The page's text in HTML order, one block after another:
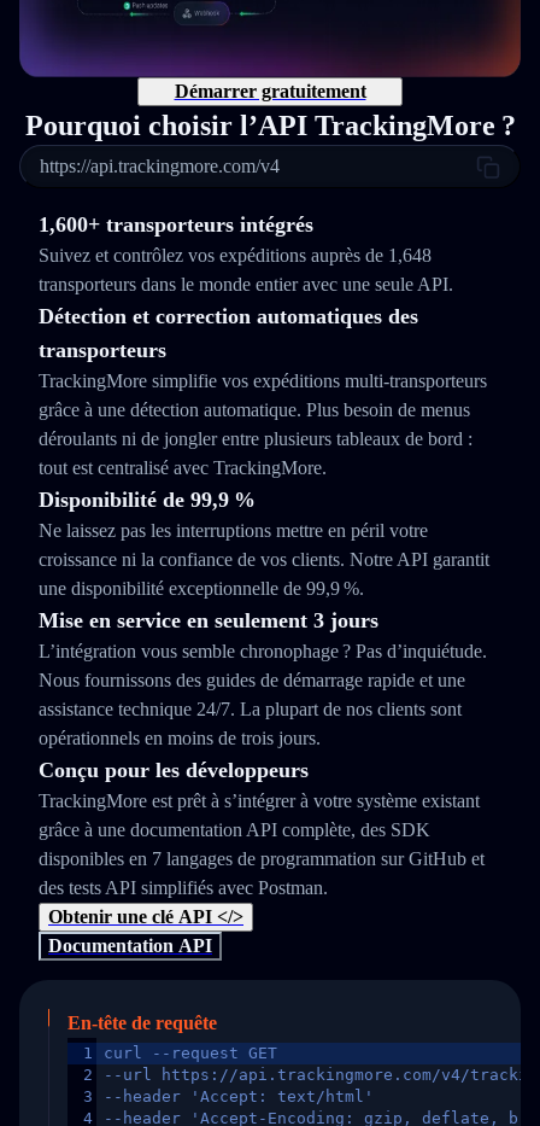
Démarrer gratuitement
Pourquoi choisir l’API TrackingMore ?
https://api.trackingmore.com/v4
1,600+ transporteurs intégrés
Suivez et contrôlez vos expéditions auprès de 1,648
transporteurs dans le monde entier avec une seule API.
Détection et correction automatiques des
transporteurs
TrackingMore simplifie vos expéditions multi‑transporteurs
grâce à une détection automatique. Plus besoin de menus
déroulants ni de jongler entre plusieurs tableaux de bord :
tout est centralisé avec TrackingMore.
Disponibilité de 99,9 %
Ne laissez pas les interruptions mettre en péril votre
croissance ni la confiance de vos clients. Notre API garantit
une disponibilité exceptionnelle de 99,9 %.
Mise en service en seulement 3 jours
L’intégration vous semble chronophage ? Pas d’inquiétude.
Nous fournissons des guides de démarrage rapide et une
assistance technique 24/7. La plupart de nos clients sont
opérationnels en moins de trois jours.
Conçu pour les développeurs
TrackingMore est prêt à s’intégrer à votre système existant
grâce à une documentation API complète, des SDK
disponibles en 7 langages de programmation sur GitHub et
des tests API simplifiés avec Postman.
Obtenir une clé API </>
Documentation API
En-tête de requête
1
2
3
4
curl --request GET
--url https://api.trackingmore.com/v4/trackings/
--header 'Accept: text/html'
--header 'Accept-Encoding: gzip, deflate,